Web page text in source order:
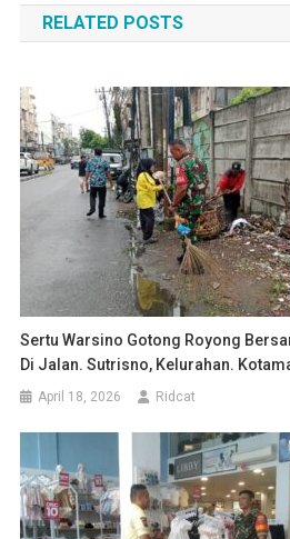
RELATED POSTS
Sertu Warsino Gotong Royong
Di Jalan. Sutrisno, Kelurahan.
April 18, 2026 Ridcat